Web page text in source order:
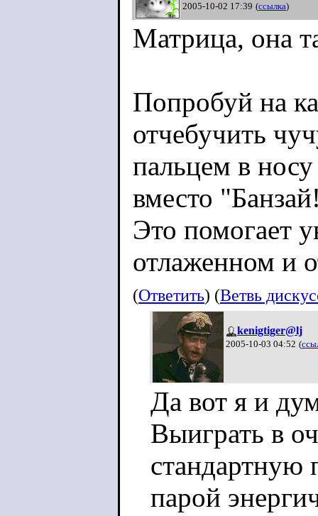
2005-10-02 17:39 (ссылка)
Матрица, она
Попробуй на
отчебучить
пальцем в
вместо
Это помогает
отлаженном и
(Ответить) (Ветвь
kenigtiger@lj
2005-10-03 04:52 (
Да вот я и
Выиграть в
стандартную
парой